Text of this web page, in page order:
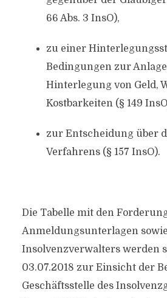
66 Abs. 3 InsO),
zu einer
Bedingungen zur
Hinterlegung von Geld,
Kostbarkeiten (§ 149
zur Entscheidung über
Verfahrens (§ 157 InsO).
Die Tabelle mit den
Anmeldungsunterlagen
Insolvenzverwalters werden
03.07.2018 zur Einsicht der
Geschäftsstelle des